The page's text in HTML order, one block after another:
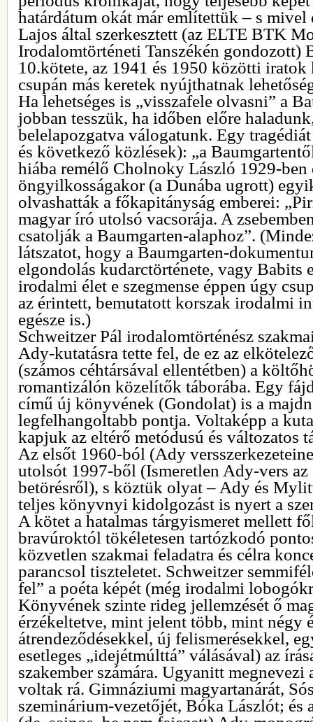
határdátum okát már említettük – s mivel
Lajos által szerkesztett (az ELTE BTK
Irodalomtörténeti Tanszékén gondozott)
10.kötete, az 1941 és 1950 közötti
csupán más keretek nyújthatnak
Ha lehetséges is „visszafele olvasni” a
jobban tesszük, ha időben előre
belelapozgatva válogatunk. Egy
és következő közlések): „a
hiába remélő Cholnoky László 1929-ben
öngyilkosságakor (a Dunába ugrott)
olvashatták a főkapitányság emberei:
magyar író utolsó vacsorája. A
csatolják a Baumgarten-alaphoz”.
látszatot, hogy a Baumgarten-
elgondolás kudarctörténete, vagy Babits
irodalmi élet e szegmense éppen úgy
az érintett, bemutatott korszak irodalmi
egésze is.)
Schweitzer Pál irodalomtörténész
Ady-kutatásra tette fel, de ez az
(számos céhtársával ellentétben) a
romantizálón közelítők táborába. Egy
című új könyvének (Gondolat) is a
legfelhangoltabb pontja. Voltaképp a
kapjuk az eltérő metódusú és változatos
Az elsőt 1960-ból (Ady
utolsót 1997-ből (Ismeretlen Ady-vers
betörésről), s köztük olyat – Ady és
teljes könyvnyi kidolgozást is nyert a
A kötet a hatalmas tárgyismeret mellett
bravúroktól tökéletesen tartózkodó
közvetlen szakmai feladatra és célra
parancsol tiszteletet. Schweitzer
fel” a poéta képét (még irodalmi
Könyvének szinte rideg jellemzését ő
érzékeltetve, mint jelent több, mint négy
átrendeződésekkel, új felismerésekkel,
esetleges „idejétmúlttá” válásával) az
szakember számára. Ugyanitt megnevezi
voltak rá. Gimnáziumi magyartanárát,
szeminárium-vezetőjét, Bóka Lászlót; és